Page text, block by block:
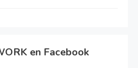
en Facebook